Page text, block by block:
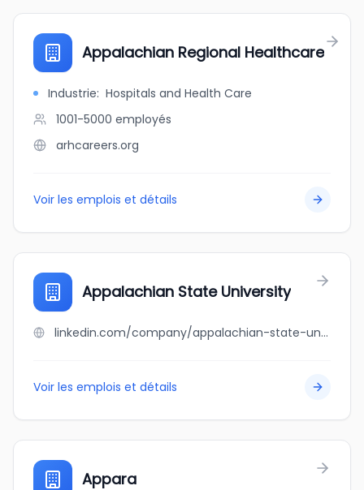
Appalachian Regional Healthcare
Industrie: Hospitals and Health Care
1001-5000 employés
arhcareers.org
Voir les emplois et détails
Appalachian State University
linkedin.com/company/appalachian-state-university
Voir les emplois et détails
Appara